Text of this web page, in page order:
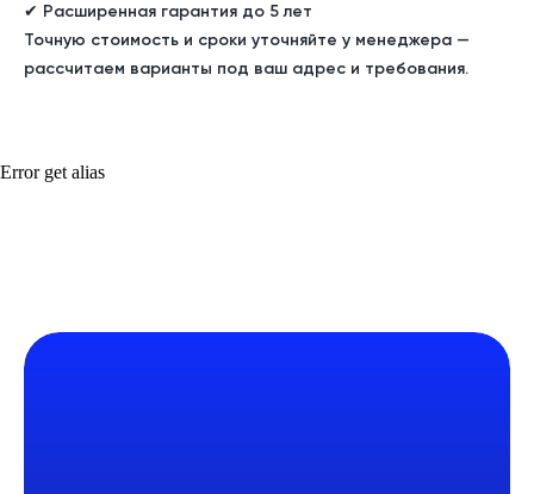
✔ Расширенная гарантия до 5 лет
Точную стоимость и сроки уточняйте у менеджера —
рассчитаем варианты под ваш адрес и требования.
Error get alias